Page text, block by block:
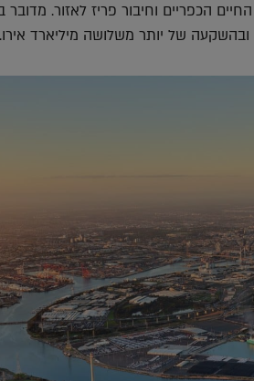
הכפריים וחיבור פריז לאזור. מדובר
של יותר משלושה מיליארד אירו.